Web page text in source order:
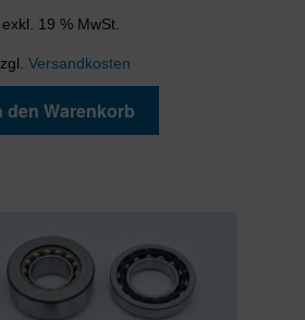
exkl. 19 % MwSt.
Versandkosten
den Warenkorb